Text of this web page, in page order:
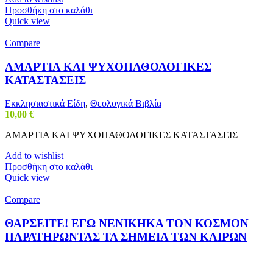
Προσθήκη στο καλάθι
Quick view
Compare
ΑΜΑΡΤΙΑ ΚΑΙ ΨΥΧΟΠΑΘΟΛΟΓΙΚΕΣ
ΚΑΤΑΣΤΑΣΕΙΣ
Εκκλησιαστικά Είδη, Θεολογικά Βιβλία
10,00 €
ΑΜΑΡΤΙΑ ΚΑΙ ΨΥΧΟΠΑΘΟΛΟΓΙΚΕΣ ΚΑΤΑΣΤΑΣΕΙΣ
Add to wishlist
Προσθήκη στο καλάθι
Quick view
Compare
ΘΑΡΣΕΙΤΕ! ΕΓΩ ΝΕΝΙΚΗΚΑ ΤΟΝ ΚΟΣΜΟΝ
ΠΑΡΑΤΗΡΩΝΤΑΣ ΤΑ ΣΗΜΕΙΑ ΤΩΝ ΚΑΙΡΩΝ